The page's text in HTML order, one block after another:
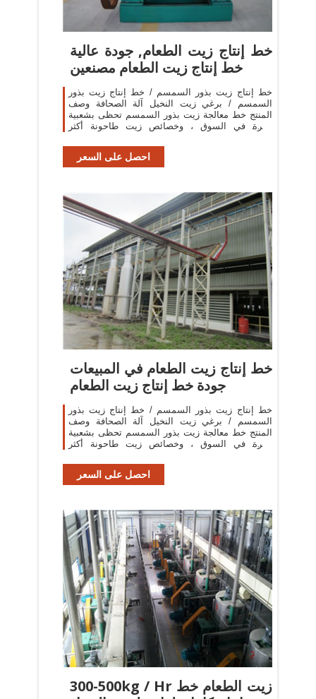
خط إنتاج زيت الطعام, جودة عالية
خط إنتاج زيت الطعام مصنعين
خط إنتاج زيت بذور السمسم / خط إنتاج زيت بذور
السمسم / برغي زيت النخيل آلة الصحافة وصف
المنتج خط معالجة زيت بذور السمسم تحظى بشعبية
كبيرة في السوق ، وخصائص زيت طاحونة أكثر
احصل على السعر
خط إنتاج زيت الطعام في المبيعات
جودة خط إنتاج زيت الطعام
خط إنتاج زيت بذور السمسم / خط إنتاج زيت بذور
السمسم / برغي زيت النخيل آلة الصحافة وصف
المنتج خط معالجة زيت بذور السمسم تحظى بشعبية
كبيرة في السوق ، وخصائص زيت طاحونة أكثر
احصل على السعر
300-500kg / Hr زيت الطعام خط